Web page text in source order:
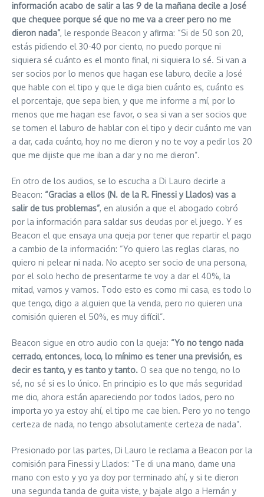
información acabo de salir a las 9 de la mañana decile a José
que chequee porque sé que no me va a creer pero no me
dieron nada”, le responde Beacon y afirma: “Si de 50 son 20,
estás pidiendo el 30-40 por ciento, no puedo porque ni
siquiera sé cuánto es el monto final, ni siquiera lo sé. Si van a
ser socios por lo menos que hagan ese laburo, decile a José
que hable con el tipo y que le diga bien cuánto es, cuánto es
el porcentaje, que sepa bien, y que me informe a mí, por lo
menos que me hagan ese favor, o sea si van a ser socios que
se tomen el laburo de hablar con el tipo y decir cuánto me van
a dar, cada cuánto, hoy no me dieron y no te voy a pedir los 20
que me dijiste que me iban a dar y no me dieron”.
En otro de los audios, se lo escucha a Di Lauro decirle a
Beacon: “Gracias a ellos (N. de la R. Finessi y Llados) vas a
salir de tus problemas”, en alusión a que el abogado cobró
por la información para saldar sus deudas por el juego. Y es
Beacon el que ensaya una queja por tener que repartir el pago
a cambio de la información: “Yo quiero las reglas claras, no
quiero ni pelear ni nada. No acepto ser socio de una persona,
por el solo hecho de presentarme te voy a dar el 40%, la
mitad, vamos y vamos. Todo esto es como mi casa, es todo lo
que tengo, digo a alguien que la venda, pero no quieren una
comisión quieren el 50%, es muy difícil”.
Beacon sigue en otro audio con la queja: “Yo no tengo nada
cerrado, entonces, loco, lo mínimo es tener una previsión, es
decir es tanto, y es tanto y tanto. O sea que no tengo, no lo
sé, no sé si es lo único. En principio es lo que más seguridad
me dio, ahora están apareciendo por todos lados, pero no
importa yo ya estoy ahí, el tipo me cae bien. Pero yo no tengo
certeza de nada, no tengo absolutamente certeza de nada”.
Presionado por las partes, Di Lauro le reclama a Beacon por la
comisión para Finessi y Llados: “Te di una mano, dame una
mano con esto y yo ya doy por terminado ahí, y si te dieron
una segunda tanda de guita viste, y bajale algo a Hernán y